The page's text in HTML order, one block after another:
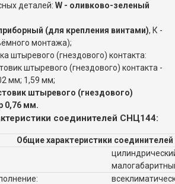
деталей: W - оливково-зеленый
(для крепления винтами), К -
монтажа);
штыревого (гнездового) контакта:
штыревого (гнездового) контакта -
мм; 1,59 мм;
штыревого (гнездового)
0,76 мм.
соединителей СНЦ144:
Общие характеристики